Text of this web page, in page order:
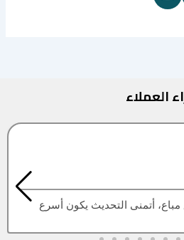
العملاء
مباع، أتمنى التحديث يكون أسرع